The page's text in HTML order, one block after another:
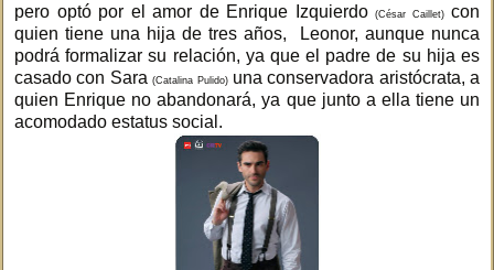
pero optó por el amor de Enrique Izquierdo (César Caillet)con
quien tiene una hija de tres años, Leonor, aunque nunca
podrá formalizar su relación, ya que el padre de su hija es
casado con Sara(Catalina Pulido)una conservadora aristócrata, a
quien Enrique no abandonará, ya que junto a ella tiene un
acomodado estatus social.